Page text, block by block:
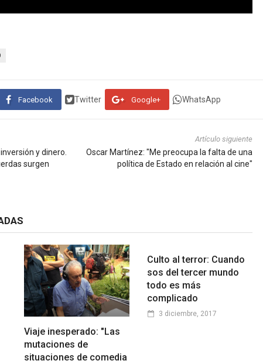
Facebook Twitter Google+ WhatsApp
y dinero.
surgen
Artículo siguiente
Oscar Martínez: "Me preocupa la falta de una
política de Estado en relación al cine"
Viaje inesperado: "Las
mutaciones de
situaciones de comedia
Culto al terror: Cuando
sos del tercer mundo
todo es más
complicado
3 diciembre, 2017